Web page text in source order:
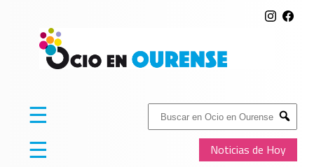
Buscar:
Submit
Noticias de Hoy
☰
☰